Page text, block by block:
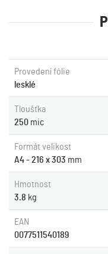
Provedení fólie
lesklé
Tloušťka
250 mic
Formát velikost
A4 - 216 x 303 mm
Hmotnost
3.8 kg
EAN
0077511540189